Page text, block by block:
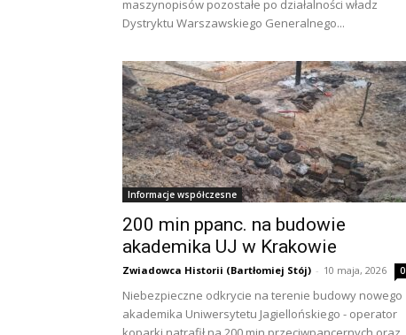
maszynopisów pozostałe po działalności władz
Dystryktu Warszawskiego Generalnego...
Informacje współczesne
200 min ppanc. na budowie
akademika UJ w Krakowie
Zwiadowca Historii (Bartłomiej Stój) - 10 maja, 2026 0
Niebezpieczne odkrycie na terenie budowy nowego
akademika Uniwersytetu Jagiellońskiego - operator